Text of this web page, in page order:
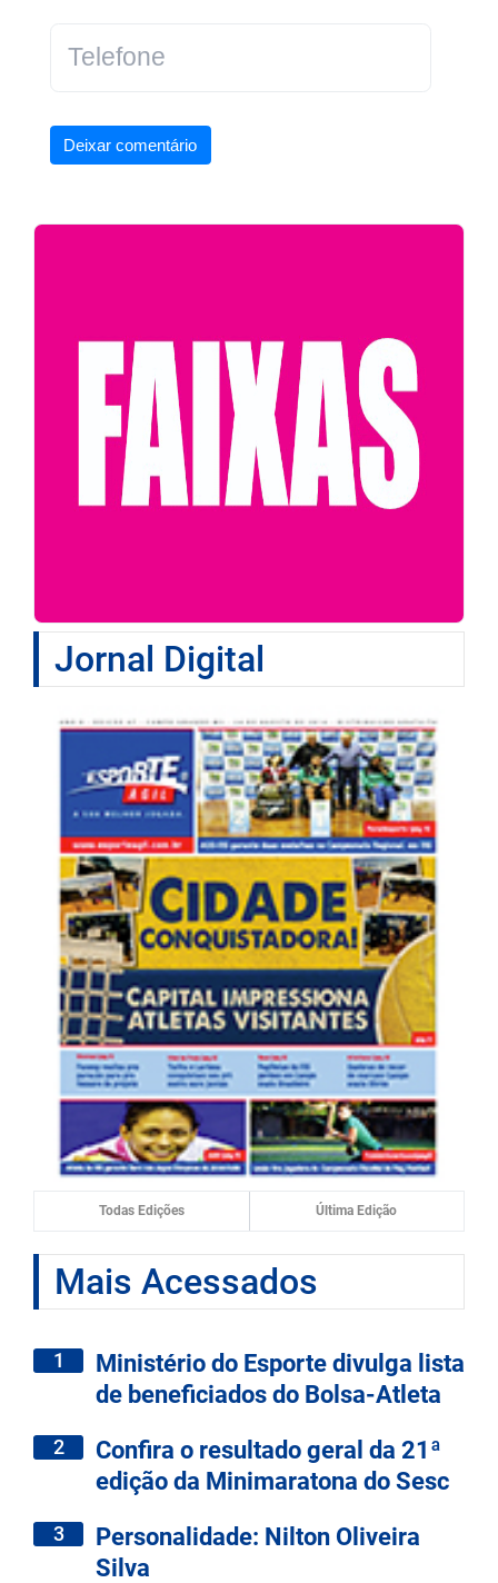
Deixar comentário
Jornal Digital
Todas Edições Última Edição
Mais Acessados
1
Ministério do Esporte divulga lista
de beneficiados do Bolsa-Atleta
2
Confira o resultado geral da 21ª
edição da Minimaratona do Sesc
3
Personalidade: Nilton Oliveira
Silva